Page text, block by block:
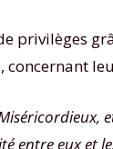
privilèges
concernant
entre eux et